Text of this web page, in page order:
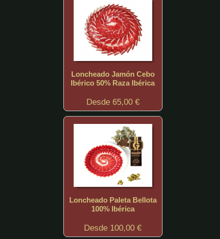
Loncheado Jamón Cebo
Ibérico 50% Raza Ibérica
Desde 65,00 €
Loncheado Paleta Bellota
100% Ibérica
Desde 100,00 €